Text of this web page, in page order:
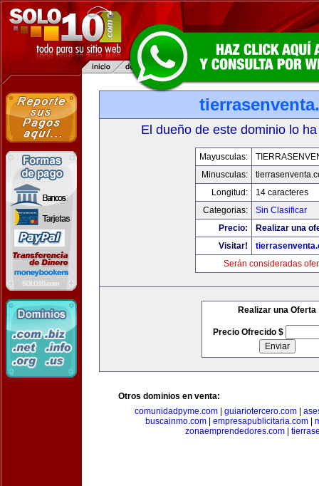
El dueño de este dominio lo
Mayusculas:
Minusculas:
Longitud:
14 caracteres
Categorias:
Sin Clasificar
Precio:
Realizar una
Visitar!
Serán consideradas
Realizar una Oferta
Precio Ofrecido $
Otros dominios en venta:
comunidadpyme.com
guiariotercero.com
buscainmo.com| empresapublicitaria.com|
zonaemprendedores.com|